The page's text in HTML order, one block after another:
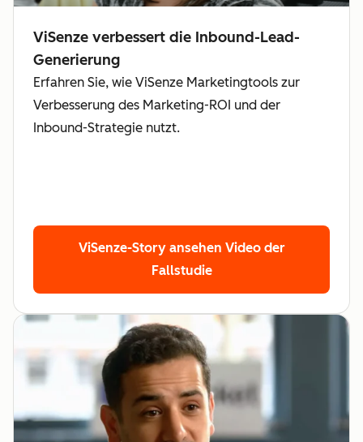
ViSenze verbessert die Inbound-Lead-
Generierung
Erfahren Sie, wie ViSenze Marketingtools zur
Verbesserung des Marketing-ROI und der
Inbound-Strategie nutzt.
ViSenze-Story ansehen Video der
Fallstudie